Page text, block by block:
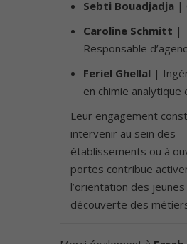
Sebti Bouadjadja |
Caroline Schmitt |
Responsable
Feriel Ghellal |
en chimie analytique
Leur engagement
intervenir au sein des
établissements ou à
portes contribue
l’orientation des
découverte des